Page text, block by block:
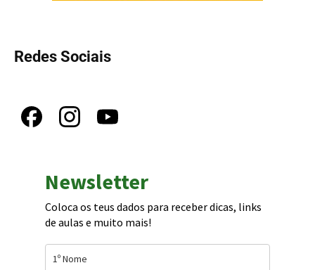
Redes Sociais
Newsletter
Coloca os teus dados para receber dicas, links
de aulas e muito mais!